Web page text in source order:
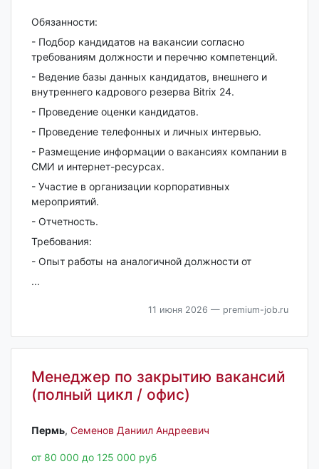
Обязанности:
- Подбор кандидатов на вакансии согласно
требованиям должности и перечню компетенций.
- Ведение базы данных кандидатов, внешнего и
внутреннего кадрового резерва Bitrix 24.
- Проведение оценки кандидатов.
- Проведение телефонных и личных интервью.
- Размещение информации о вакансиях компании в
СМИ и интернет-ресурсах.
- Участие в организации корпоративных
мероприятий.
- Отчетность.
Требования:
- Опыт работы на аналогичной должности от
...
11 июня 2026 — premium-job.ru
Менеджер по закрытию вакансий
(полный цикл / офис)
Пермь‎, Семенов Даниил Андреевич
от 80 000 до 125 000 руб